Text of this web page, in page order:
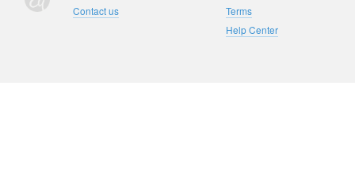
Contact us
Terms
Help Center